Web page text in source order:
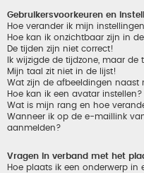
Gebruikersvoorkeuren en
Hoe verander ik mijn
Hoe kan ik onzichtbaar zijn in
De tijden zijn niet correct!
Ik wijzigde de tijdzone, maar de
Mijn taal zit niet in de lijst!
Wat zijn de afbeeldingen naast
Hoe kan ik een avatar instellen?
Wat is mijn rang en hoe
Wanneer ik op de e-maillink
aanmelden?
Vragen in verband met het
Hoe plaats ik een onderwerp